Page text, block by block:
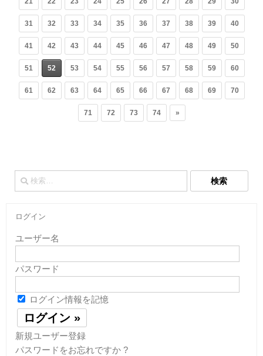
31 32 33 34 35 36 37 38 39 40
41 42 43 44 45 46 47 48 49 50
51 52 53 54 55 56 57 58 59 60
61 62 63 64 65 66 67 68 69 70
71 72 73 74 »
検
索:
ログイン
ユーザー名
パスワード
ログイン情報を記憶
新規ユーザー登録
パスワードをお忘れですか ?